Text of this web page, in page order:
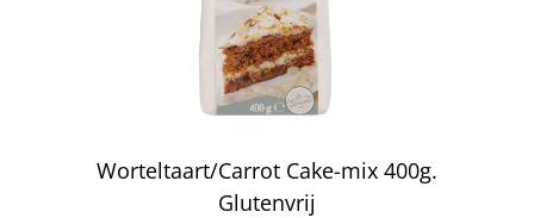
Worteltaart/Carrot Cake-mix 400g.
Glutenvrij